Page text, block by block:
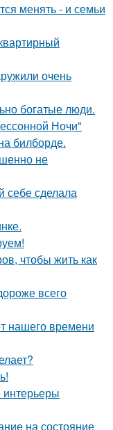
менять - и семьи
очень
богатые люди.
Ночи"
билборде.
не
себе сделала
чтобы жить как
всего
нашего времени
на состояние